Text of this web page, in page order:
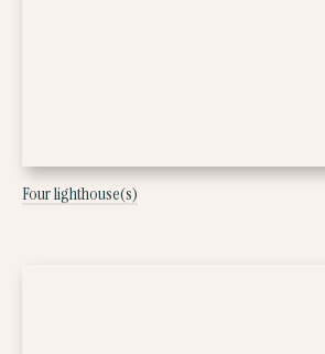
Four lighthouse(s)